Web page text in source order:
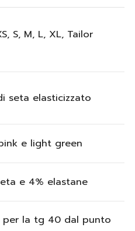
S, M, L, XL, Tailor
seta elasticizzato
e light green
e 4% elastane
per la tg 40 dal punto